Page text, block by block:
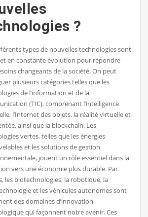
?
types de nouvelles technologies sont
en constante évolution pour répondre
changeants de la société. On peut
plusieurs catégories telles que les
de l’information et de la
(TIC), comprenant l’intelligence
l’Internet des objets, la réalité virtuelle et
ainsi que la blockchain. Les
vertes, telles que les énergies
et les solutions de gestion
jouent un rôle essentiel dans la
vers une économie plus durable. Par
les biotechnologies, la robotique, la
et les véhicules autonomes sont
des domaines d’innovation
qui façonnent notre avenir. Ces